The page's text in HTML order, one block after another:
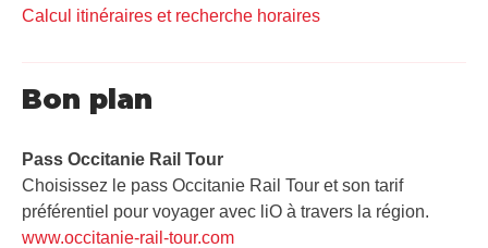
Calcul itinéraires et recherche horaires
Bon plan
Pass Occitanie Rail Tour​
Choisissez le pass Occitanie Rail Tour et son tarif
préférentiel pour voyager avec liO à travers la région.
www.occitanie-rail-tour.com